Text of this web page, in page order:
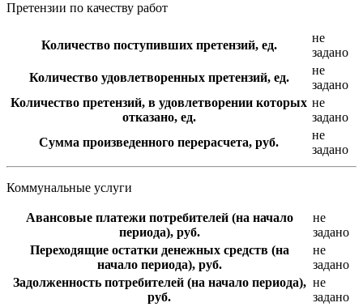
Претензии по качеству работ
Количество поступивших претензий, ед.
не
задано
Количество удовлетворенных претензий, ед.
не
задано
Количество претензий, в удовлетворении которых
отказано, ед.
не
задано
Сумма произведенного перерасчета, руб.
не
задано
Коммунальные услуги
Авансовые платежи потребителей (на начало
периода), руб.
не
задано
Переходящие остатки денежных средств (на
начало периода), руб.
не
задано
Задолженность потребителей (на начало периода),
руб.
не
задано